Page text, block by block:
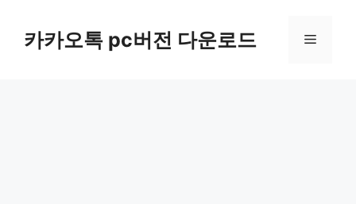
카카오톡 pc버전 다운로드 메